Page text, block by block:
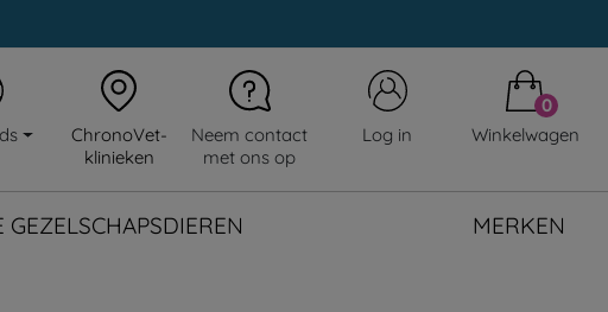
ChronoVet-
klinieken
Neem contact
met ons op
Log in
0
Winkelwagen
GEZELSCHAPSDIEREN MERKEN